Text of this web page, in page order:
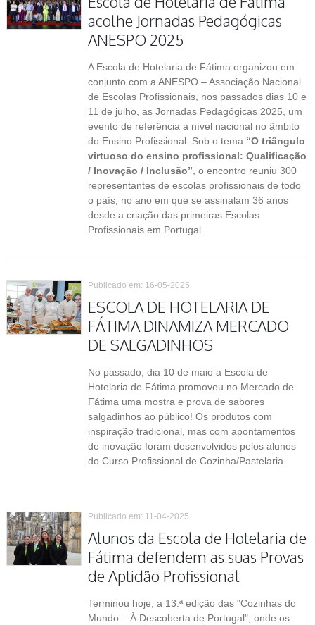
acolhe Jornadas Pedagógicas
ANESPO 2025
A Escola de Hotelaria de Fátima organizou em
conjunto com a ANESPO – Associação Nacional
de Escolas Profissionais, nos passados dias 10 e
11 de julho, as Jornadas Pedagógicas 2025, um
evento de referência a nível nacional no âmbito
do Ensino Profissional. Sob o tema “O triângulo
virtuoso do ensino profissional: Qualificação
/ Inovação / Inclusão” , o encontro reuniu 300
representantes de escolas profissionais de todo
o país, no ano em que se assinalam 36 anos
desde a criação das primeiras Escolas
Profissionais em Portugal.
Publicado em: 16-05-2025
ESCOLA DE HOTELARIA DE
FÁTIMA DINAMIZA MERCADO
DE SALGADINHOS
No passado, dia 10 de maio a Escola de
Hotelaria de Fátima promoveu no Mercado de
Fátima uma mostra e prova de sabores
salgadinhos ao público! Os produtos com
inspiração tradicional, mas com apontamentos
de inovação foram desenvolvidos pelos alunos
do Curso Profissional de Cozinha/Pastelaria.
Publicado em: 11-04-2025
Alunos da Escola de Hotelaria de
Fátima defendem as suas Provas
de Aptidão Profissional
Terminou hoje, a 13.ª edição das "Cozinhas do
Mundo – À Descoberta de Portugal", onde os